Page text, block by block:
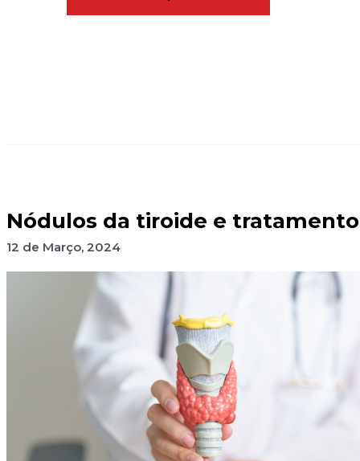
Nódulos da tiroide e tratamento
12 de Março, 2024